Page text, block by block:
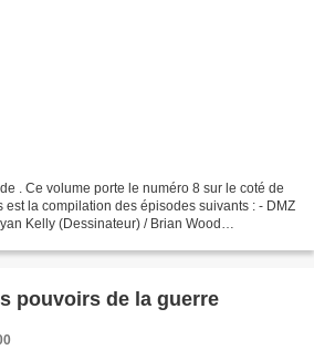
. Ce volume porte le numéro 8 sur le coté de
est la compilation des épisodes suivants : - DMZ
Kelly (Dessinateur) / Brian Wood
pouvoirs de la guerre